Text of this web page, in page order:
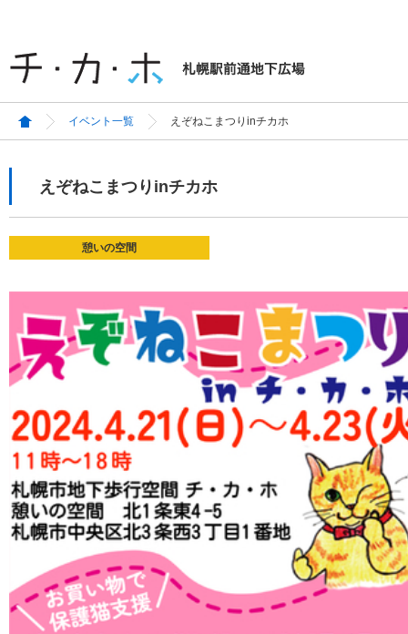
イベント一覧 えぞねこまつりinチカホ
えぞねこまつりinチカホ
憩いの空間